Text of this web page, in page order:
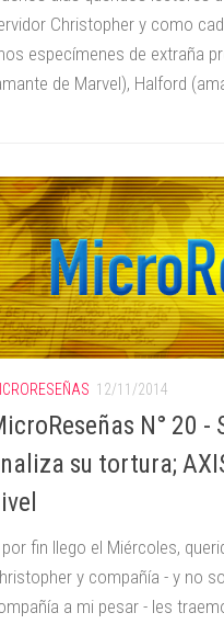
Christopher y como
especímenes de extraña
de Marvel), Halford
12/11/2014
N° 20 -
su tortura;
fin llego el Miércoles,
y compañía - y no
a mi pesar - les